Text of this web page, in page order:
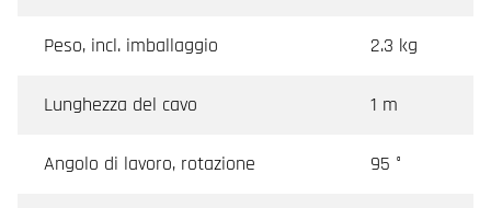
Peso, incl. imballaggio 2.3 kg
Lunghezza del cavo 1 m
Angolo di lavoro, rotazione 95 °